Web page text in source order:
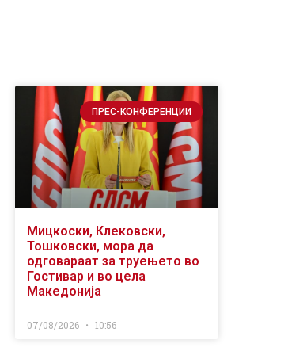
ПРЕС-КОНФЕРЕНЦИИ
Мицкоски, Клековски,
Тошковски, мора да
одговараат за труењето во
Гостивар и во цела
Македонија
07/08/2026 10:56